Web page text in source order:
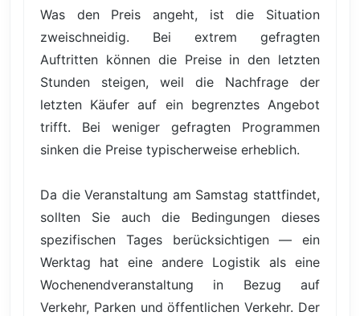
Was den Preis angeht, ist die Situation
zweischneidig. Bei extrem gefragten
Auftritten können die Preise in den letzten
Stunden steigen, weil die Nachfrage der
letzten Käufer auf ein begrenztes Angebot
trifft. Bei weniger gefragten Programmen
sinken die Preise typischerweise erheblich.
Da die Veranstaltung am Samstag stattfindet,
sollten Sie auch die Bedingungen dieses
spezifischen Tages berücksichtigen — ein
Werktag hat eine andere Logistik als eine
Wochenendveranstaltung in Bezug auf
Verkehr, Parken und öffentlichen Verkehr. Der